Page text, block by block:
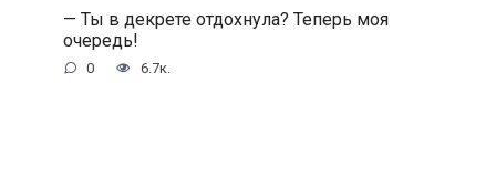
— Ты в декрете отдохнула? Теперь моя
очередь!
0 6.7к.